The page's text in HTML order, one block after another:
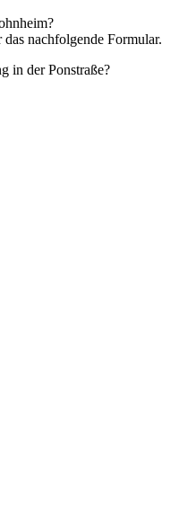
nachfolgende Formular.